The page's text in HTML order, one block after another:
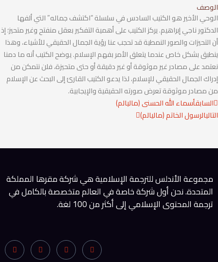
الوصف
الوحي الأخير هو الكتيب السادس في سلسلة “اكتشف جماله” التي ألفها
الدكتور ناجي إبراهيم. يركز الكتيب على أهمية التفكير بعقل منفتح وغير متحيز؛ إذ
أن التحيزات والصور النمطية قد تحجب عنا رؤية الجمال الحقيقي للأشياء، وهذا
ينطبق بشكل خاص عندما يتعلق الأمر بفهم الإسلام. يوضح الكتيب أنه ما دمنا
نعتمد على مصادر غير موثوقة أو غير دقيقة أو حتى متحيزة، فلن نتمكن من
إدراك الجمال الحقيقي للإسلام، لذا يدعو الكتيب القارئ إلى البحث عن الإسلام
من مصادر موثوقة تعرض صورته الحقيقية والإيجابية.
Prev
السابقأسماء الله الحسنى (ماليالم)
التاليالرسول الخاتم (ماليالم)
Next
مجموعة الأندلس للترجمة الإسلامية هي شركة مقرها المملكة
المتحدة. نحن أول شركة خاصة في العالم متخصصة بالكامل في
ترجمة المحتوى الإسلامي إلى أكثر من 100 لغة.